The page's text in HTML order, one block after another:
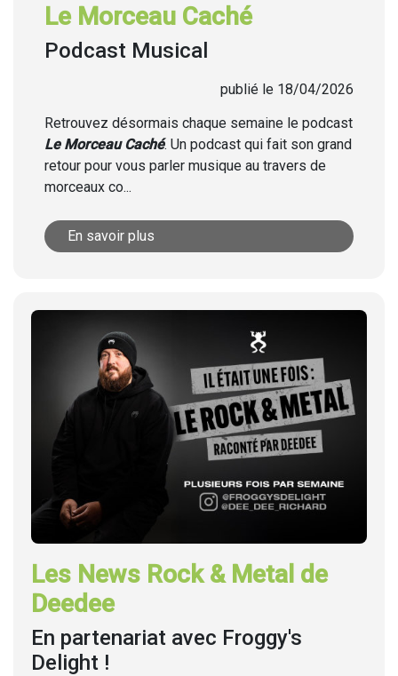
Le Morceau Caché
Podcast Musical
publié le 18/04/2026
Retrouvez désormais chaque semaine le podcast
Le Morceau Caché. Un podcast qui fait son grand
retour pour vous parler musique au travers de
morceaux co...
En savoir plus
Les News Rock & Metal de
Deedee
En partenariat avec Froggy's
Delight !